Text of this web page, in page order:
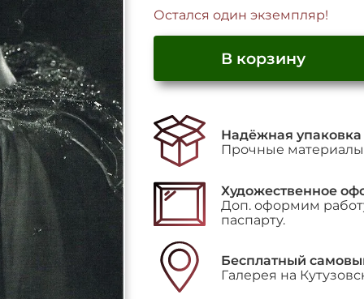
Остался один экземпляр!
В корзину
Надёжная упаковка
Прочные материалы
Художественное
Доп. оформим
паспарту.
Бесплатный
Галерея на